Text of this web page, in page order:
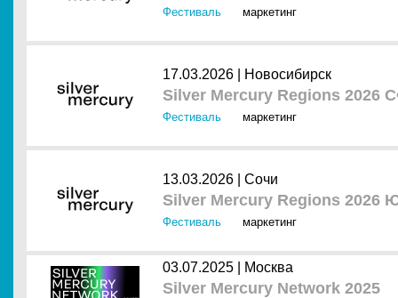
Фестиваль маркетинг
17.03.2026 | Новосибирск
Silver Mercury Regions 2026
Фестиваль маркетинг
13.03.2026 | Сочи
Silver Mercury Regions
Фестиваль маркетинг
03.07.2025 | Москва
Silver Mercury Network 2025